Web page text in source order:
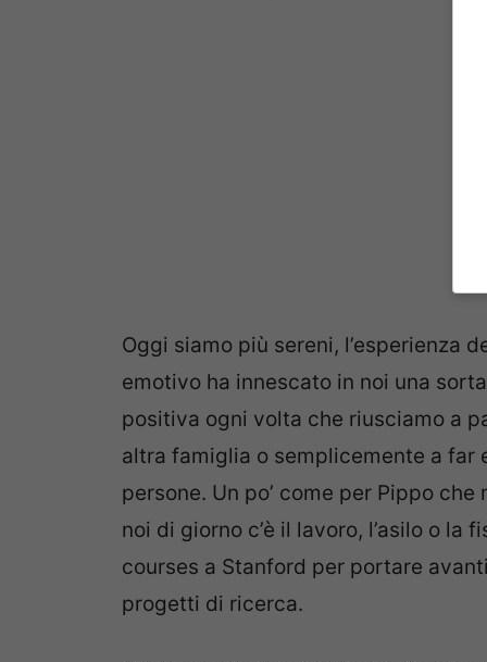
Oggi siamo più sereni, l’esperienza
emotivo ha innescato in noi una
positiva ogni volta che riusciamo a
altra famiglia o semplicemente a far
persone. Un po’ come per Pippo
noi di giorno c’è il lavoro, l’asilo o
courses a Stanford per portare
progetti di ricerca.